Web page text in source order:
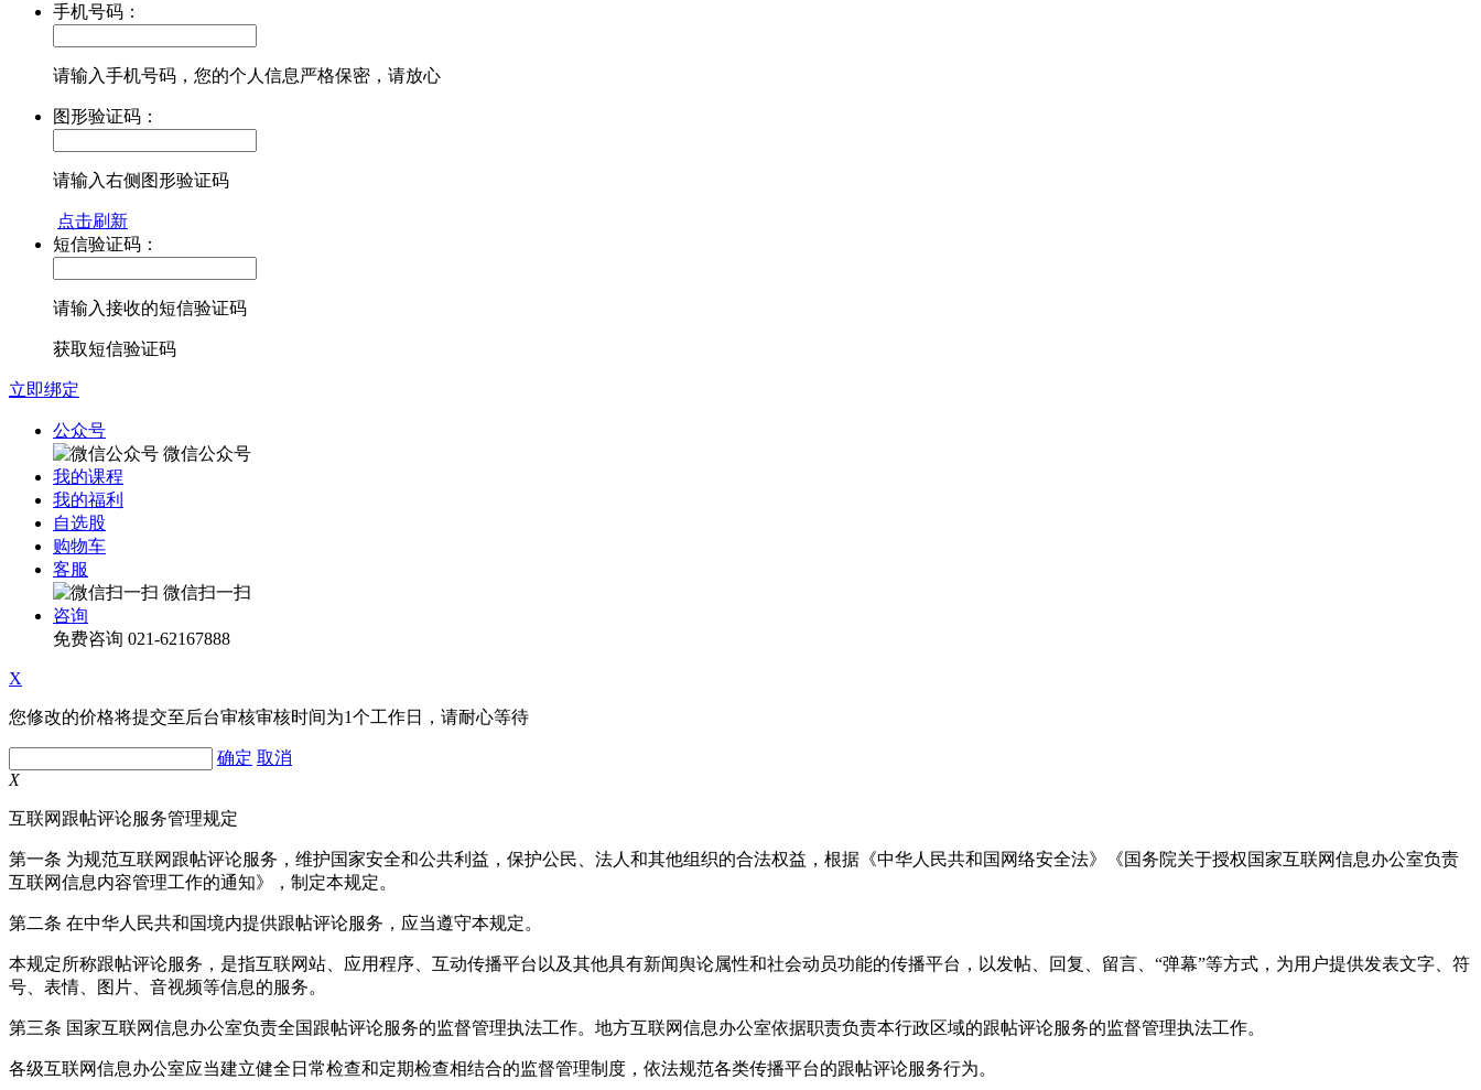
手机号码：
请输入手机号码，您的个人信息严格保密，请放心
图形验证码：
请输入右侧图形验证码
点击刷新
短信验证码：
请输入接收的短信验证码
获取短信验证码
立即绑定
公众号
微信公众号
我的课程
我的福利
自选股
购物车
客服
微信扫一扫
咨询
免费咨询 021-62167888
X
您修改的价格将提交至后台审核审核时间为1个工作日，请耐心等待
确定 取消
X
互联网跟帖评论服务管理规定
第一条 为规范互联网跟帖评论服务，维护国家安全和公共利益，保护公民、法人和其他组织的合法权益，根据《中华人民共和国网络安全法》《国务院关于授权国家互联网信息办公室负责
互联网信息内容管理工作的通知》，制定本规定。
第二条 在中华人民共和国境内提供跟帖评论服务，应当遵守本规定。
本规定所称跟帖评论服务，是指互联网站、应用程序、互动传播平台以及其他具有新闻舆论属性和社会动员功能的传播平台，以发帖、回复、留言、“弹幕”等方式，为用户提供发表文字、符
号、表情、图片、音视频等信息的服务。
第三条 国家互联网信息办公室负责全国跟帖评论服务的监督管理执法工作。地方互联网信息办公室依据职责负责本行政区域的跟帖评论服务的监督管理执法工作。
各级互联网信息办公室应当建立健全日常检查和定期检查相结合的监督管理制度，依法规范各类传播平台的跟帖评论服务行为。